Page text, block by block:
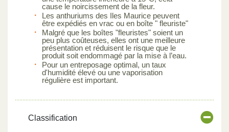
cause le noircissement de la fleur.
Les anthuriums des Iles Maurice peuvent
être expédiés en vrac ou en boîte " fleuriste"
Malgré que les boîtes "fleuristes" soient un
peu plus coûteuses, elles ont une meilleure
présentation et réduisent le risque que le
produit soit endommagé par la mise à l’eau.
Pour un entreposage optimal, un taux
d'humidité élevé ou une vaporisation
régulière est important.
Classification